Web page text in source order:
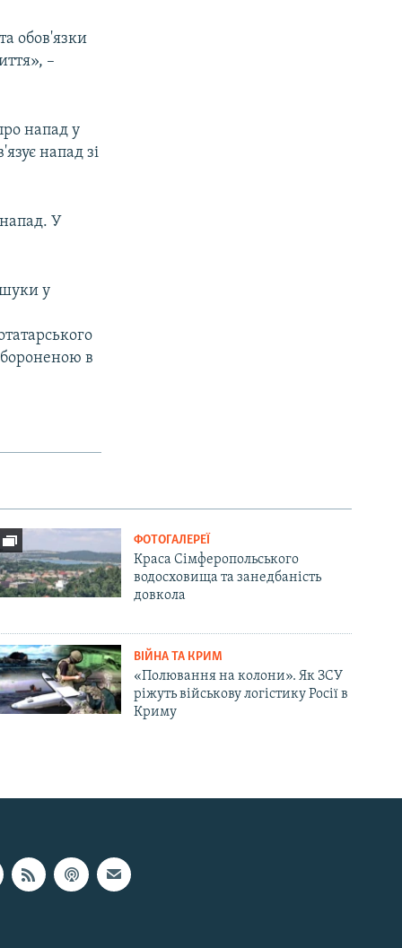
обов'язки
–
напад у
напад зі
напад. У
у
в
ФОТОГАЛЕРЕЇ
Краса Сімферопольського
водосховища та занедбаність
довкола
ВІЙНА ТА КРИМ
«Полювання на колони». Як ЗСУ
ріжуть військову логістику Росії в
Криму